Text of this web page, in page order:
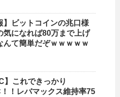
】ビットコインの兆口様
気になれば80万まで上げ
んて簡単だぞｗｗｗｗｗ
】これできっかり
！レバマックス維持率75